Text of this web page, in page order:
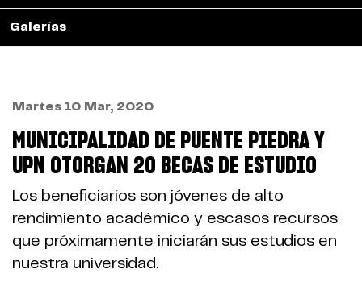
Galerías
Martes 10 Mar, 2020
MUNICIPALIDAD DE PUENTE PIEDRA Y
UPN OTORGAN 20 BECAS DE ESTUDIO
Los beneficiarios son jóvenes de alto
rendimiento académico y escasos recursos
que próximamente iniciarán sus estudios en
nuestra universidad.